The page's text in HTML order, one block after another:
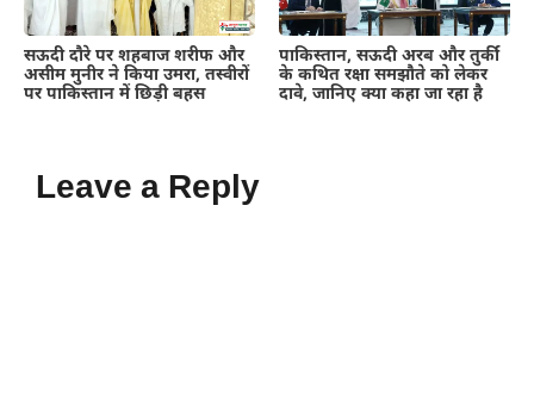
सऊदी दौरे पर शहबाज शरीफ और
असीम मुनीर ने किया उमरा, तस्वीरों
पर पाकिस्तान में छिड़ी बहस
पाकिस्तान, सऊदी अरब और तुर्की
के कथित रक्षा समझौते को लेकर
दावे, जानिए क्या कहा जा रहा है
Leave a Reply